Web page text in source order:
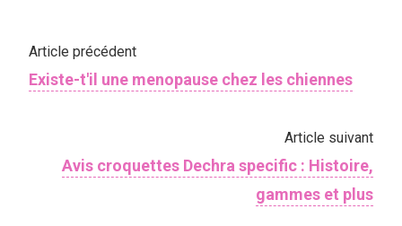
Article précédent
Existe-t'il une menopause chez les chiennes
Article suivant
Avis croquettes Dechra specific : Histoire,
gammes et plus